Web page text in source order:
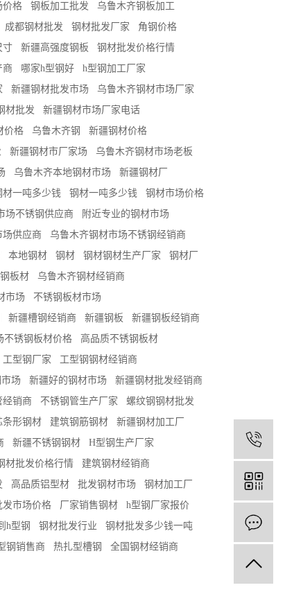
价格 钢板加工批发
乌鲁木齐钢板加工
成都钢材批发 钢材批发厂家
角钢价格
寸 新疆高强度钢板
钢材批发价格行情
商 哪家h型钢好
h型钢加工厂家
新疆钢材批发市场
乌鲁木齐钢材市场厂家
材批发
新疆钢材市场厂家电话
价格 乌鲁木齐钢
新疆钢材价格
新疆钢材市厂家场
乌鲁木齐钢材市场老板
乌鲁木齐本地钢材市场
新疆钢材厂
材一吨多少钱 钢材一吨多少钱
钢材市场价格
场不锈钢供应商
附近专业的钢材市场
供应商
乌鲁木齐钢材市场不锈钢经销商
本地钢材 钢材 钢材钢材生产厂家
钢材厂
板材
乌鲁木齐钢材经销商
市场
不锈钢板材市场
新疆槽钢经销商 新疆钢板
新疆钢板经销商
不锈钢板材价格
高品质不锈钢板材
工型钢厂家
工型钢钢材经销商
场 新疆好的钢材市场
新疆钢材批发经销商
经销商 不锈钢管生产厂家
螺纹钢钢材批发
条形钢材 建筑钢筋钢材
新疆钢材加工厂
新疆不锈钢钢材
H型钢生产厂家
材批发价格行情
建筑钢材经销商
高品质铝型材 批发钢材市场
钢材加工厂
发市场价格 厂家销售钢材
h型钢厂家报价
h型钢 钢材批发行业
钢材批发多少钱一吨
钢销售商 热扎型槽钢
全国钢材经销商